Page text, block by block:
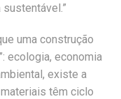
uma construção
ecologia, economia
existe a
têm ciclo